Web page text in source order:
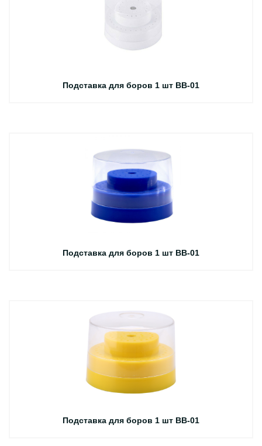
Подставка для боров 1 шт BB-01
Подставка для боров 1 шт BB-01
Подставка для боров 1 шт BB-01